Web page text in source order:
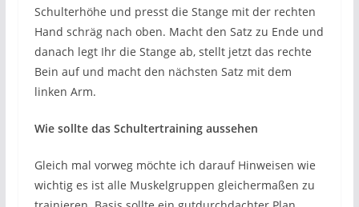
Schulterhöhe und presst die Stange mit der rechten
Hand schräg nach oben. Macht den Satz zu Ende und
danach legt Ihr die Stange ab, stellt jetzt das rechte
Bein auf und macht den nächsten Satz mit dem
linken Arm.
Wie sollte das Schultertraining aussehen
Gleich mal vorweg möchte ich darauf Hinweisen wie
wichtig es ist alle Muskelgruppen gleichermaßen zu